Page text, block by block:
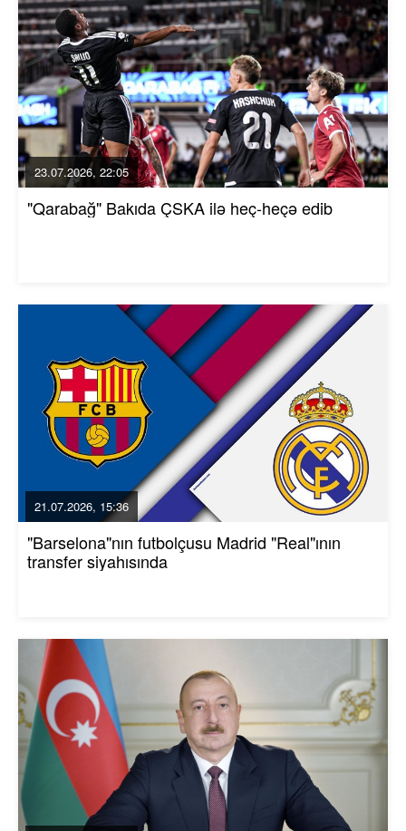
23.07.2026, 22:05
"Qarabağ" Bakıda ÇSKA ilə heç-heçə edib
21.07.2026, 15:36
"Barselona"nın futbolçusu Madrid "Real"ının
transfer siyahısında